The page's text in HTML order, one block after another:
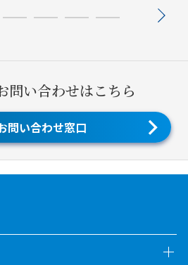
問い合わせはこちら
問い合わせ窓口